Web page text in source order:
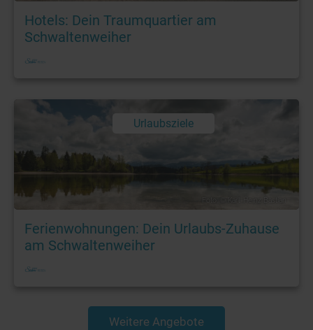
Hotels: Dein Traumquartier am
Schwaltenweiher
Urlaubsziele
Ferienwohnungen: Dein Urlaubs-Zuhause
am Schwaltenweiher
Weitere Angebote